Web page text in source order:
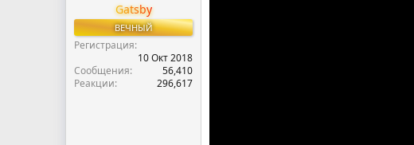
Gatsby
ВЕЧНЫЙ
Регистрация
10 Окт 2018
Сообщения
56,410
Реакции
296,617